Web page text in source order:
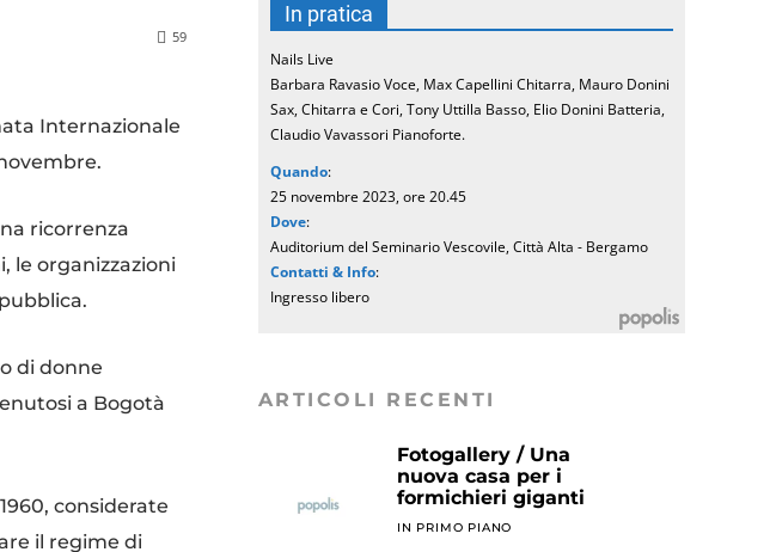
59
Internazionale
ricorrenza
le organizzazioni
di donne
a Bogotà
considerate
il regime di
In pratica
Nails Live
Barbara Ravasio Voce, Max Capellini Chitarra, Mauro Donini
Sax, Chitarra e Cori, Tony Uttilla Basso, Elio Donini Batteria,
Claudio Vavassori Pianoforte.
Quando:
25 novembre 2023, ore 20.45
Dove:
Auditorium del Seminario Vescovile, Città Alta - Bergamo
Contatti & Info:
Ingresso libero
ARTICOLI RECENTI
Fotogallery / Una
nuova casa per i
formichieri giganti
IN PRIMO PIANO